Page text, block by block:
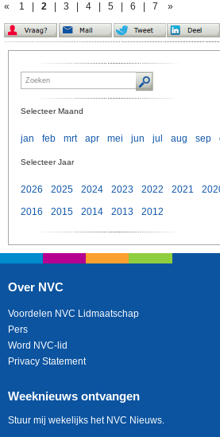
« 1 2 3 4 5 6 7 »
Selecteer Maand
jan feb mrt apr mei jun jul aug sep
Selecteer Jaar
2026 2025 2024 2023 2022 2021
2016
2015 2014 2013 2012
Over NVC
Voordelen NVC Lidmaatschap
Pers
Word NVC-lid
Privacy Statement
Weeknieuws ontvangen
Stuur mij wekelijks het NVC Nieuws.